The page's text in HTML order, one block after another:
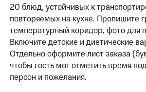
20 блюд, устойчивых к
повторяемых на кухне. Пропишите
температурный коридор, фото для
Включите детские и диетические
Отдельно оформите лист заказа
чтобы гость мог отметить время
персон и пожелания.